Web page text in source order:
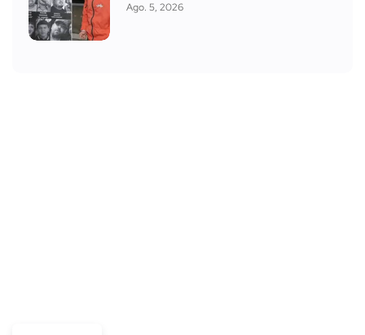
Ago. 5, 2026